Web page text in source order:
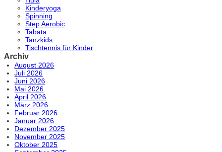
Kinderyoga
Spinning
Step Aerobic
Tabata
Tanzkids
Tischtennis für Kinder
Archiv
August 2026
Juli 2026
Juni 2026
Mai 2026
April 2026
März 2026
Februar 2026
Januar 2026
Dezember 2025
November 2025
Oktober 2025